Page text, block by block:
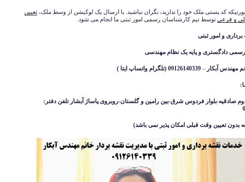
کد پستی ملک خود را ندارید، نگران نباشید. با ارسال یک لوکیشن از وسط ملک، تعیین
و فرعی توسط تیم کارشناسان رسمی امور ثبتی ما انجام می شود.
و امور ثبتی
دادگستری و پایه یک نظام مهندسی
مهندس آبکار – 09126140339 (تلگرام واتساپ ایتا )
:
صادقیه-بلوار فردوس شرق-بین رامین و گلستان-روبروی پاساژ آبشار تلفن دفتر:
تعیین وقت قبلی امکان پذیر نمی باشد)